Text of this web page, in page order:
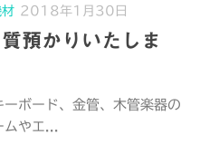
2018年1月30日
預かりいたしま
ボード、金管、木管楽器の
ムやエ...